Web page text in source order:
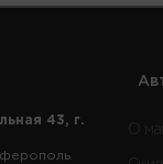
43, г.